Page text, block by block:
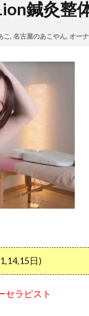
鍼灸整体
こ, 名古屋のあこやん, オー
日)
セラピスト